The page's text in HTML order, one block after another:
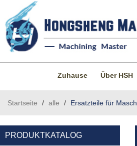
Zuhause Über HSH
Startseite / alle / Ersatzteile für
PRODUKTKATALOG